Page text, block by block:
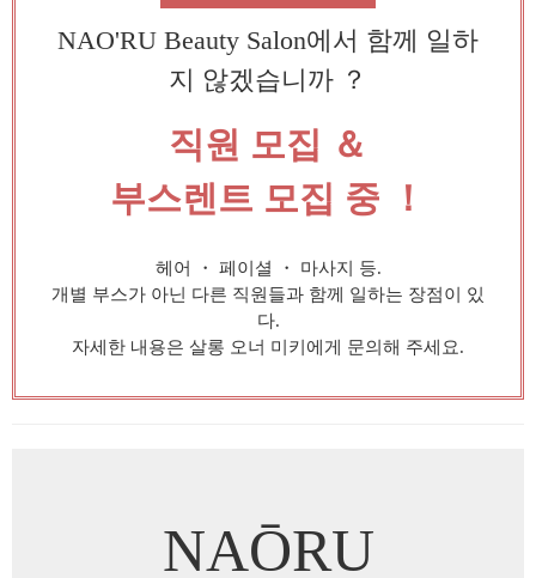
NAO'RU Beauty Salon에서 함께 일하
지 않겠습니까 ？
직원 모집 ＆
부스렌트 모집 중 ！
헤어 ・ 페이셜 ・ 마사지 등.
개별 부스가 아닌 다른 직원들과 함께 일하는 장점이 있
다.
자세한 내용은 살롱 오너 미키에게 문의해 주세요.
NAŌRU